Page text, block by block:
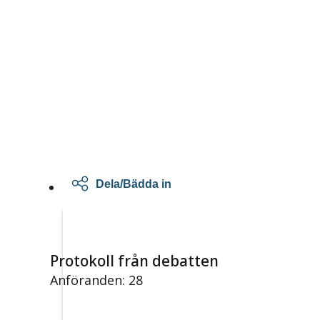
Dela/Bädda in
Protokoll från debatten
Anföranden: 28